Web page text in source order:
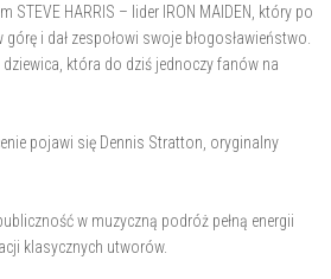
STEVE HARRIS – lider IRON MAIDEN, który po
i dał zespołowi swoje błogosławieństwo.
która do dziś jednoczy fanów na
pojawi się Dennis Stratton, oryginalny
w muzyczną podróż pełną energii
klasycznych utworów.